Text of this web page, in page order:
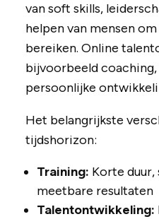
van soft skills,
helpen van mensen
bereiken. Online
bijvoorbeeld
persoonlijke
Het belangrijkste
tijdshorizon:
Training: Korte
meetbare resultaten
Talentontwikkeling: